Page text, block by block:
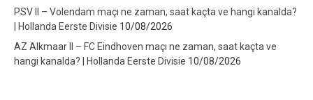
PSV II – Volendam maçı ne zaman, saat kaçta ve hangi kanalda?
| Hollanda Eerste Divisie 10/08/2026
AZ Alkmaar II – FC Eindhoven maçı ne zaman, saat kaçta ve
hangi kanalda? | Hollanda Eerste Divisie 10/08/2026